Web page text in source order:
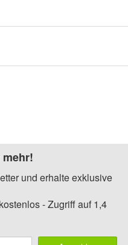
und erhalte exklusive
- Zugriff auf 1,4